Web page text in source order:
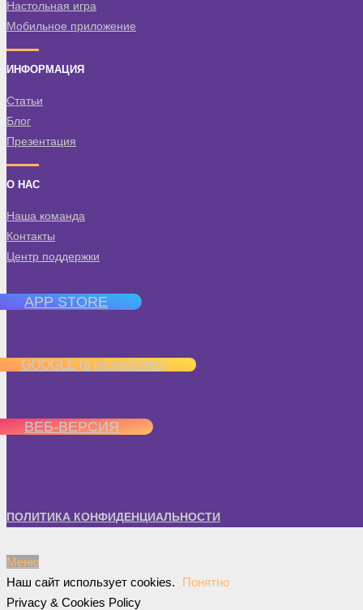
Настольная игра
Мобильное приложение
ИНФОРМАЦИЯ
Статьи
Блог
Презентация
О НАС
Наша команда
Контакты
Центр поддержки
APP STORE
GOOGLE (в разработке)
ВЕБ-ВЕРСИЯ
ПОЛИТИКА КОНФИДЕНЦИАЛЬНОСТИ
Меню
Наш сайт использует cookies.
Понятно
Privacy & Cookies Policy